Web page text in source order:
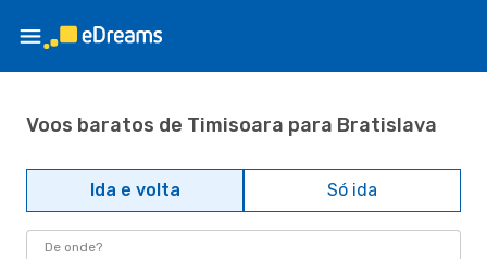
Voos baratos de Timisoara para Bratislava
Ida e volta Só ida
De onde?